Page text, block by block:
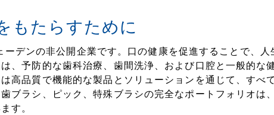
もたらすために
デンの非公開企業です。口の健康を促進することで、
、予防的な歯科治療、歯間洗浄、および口腔と一般的な
高品質で機能的な製品とソリューションを通じて、すべ
ブラシ、ピック、特殊ブラシの完全なポートフォリオは
す。